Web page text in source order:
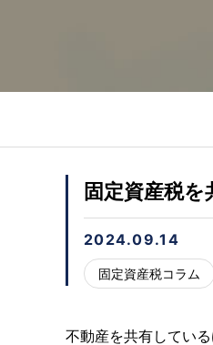
固定資産税
2024.09.14
固定資産税コラム
不動産を共有してい